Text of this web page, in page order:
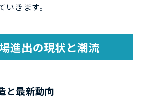
きます。
進出の現状と潮流
と最新動向